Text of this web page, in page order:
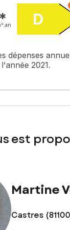
an D
dépenses
2021.
est
Martine
Castres